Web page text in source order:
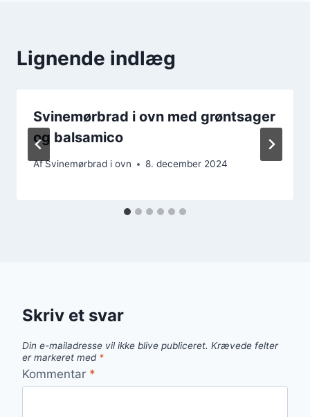
Lignende indlæg
Svinemørbrad i ovn med grøntsager
og balsamico
AfSvinemørbrad i ovn 8. december 2024
Skriv et svar
Din e-mailadresse vil ikke blive publiceret. Krævede felter
er markeret med *
Kommentar *